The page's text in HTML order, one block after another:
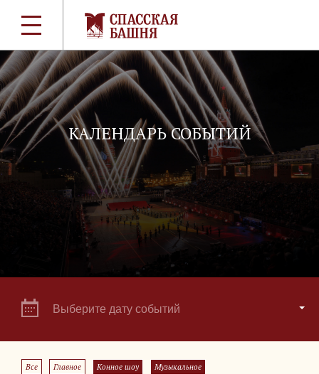
КАЛЕНДАРЬ СОБЫТИЙ
Выберите дату событий
Все Главное Конное шоу Музыкальное